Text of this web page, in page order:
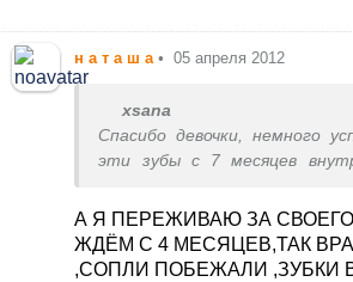
н а т а ш а • 05 апреля 2012
xsana
Спасибо девочки, немного
эти зубы с 7 месяцев
и сидят. Жевать нечем,
перетёртое кушаем
А Я ПЕРЕЖИВАЮ ЗА
ЖДЁМ С 4 МЕСЯЦЕВ,ТАК
,СОПЛИ ПОБЕЖАЛИ ,ЗУБКИ